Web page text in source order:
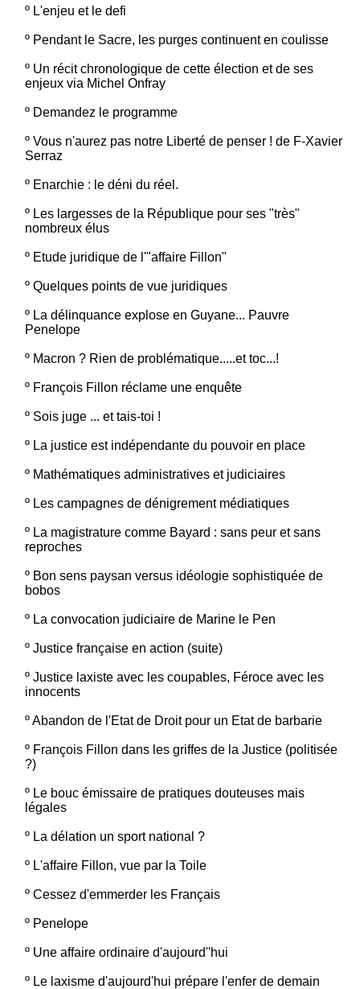
º L'enjeu et le defi
º Pendant le Sacre, les purges continuent en coulisse
º Un récit chronologique de cette élection et de ses
enjeux via Michel Onfray
º Demandez le programme
º Vous n'aurez pas notre Liberté de penser ! de F-Xavier
Serraz
º Enarchie : le déni du réel.
º Les largesses de la République pour ses "très"
nombreux élus
º Etude juridique de l'"affaire Fillon"
º Quelques points de vue juridiques
º La délinquance explose en Guyane... Pauvre
Penelope
º Macron ? Rien de problématique.....et toc...!
º François Fillon réclame une enquête
º Sois juge ... et tais-toi !
º La justice est indépendante du pouvoir en place
º Mathématiques administratives et judiciaires
º Les campagnes de dénigrement médiatiques
º La magistrature comme Bayard : sans peur et sans
reproches
º Bon sens paysan versus idéologie sophistiquée de
bobos
º La convocation judiciaire de Marine le Pen
º Justice française en action (suite)
º Justice laxiste avec les coupables, Féroce avec les
innocents
ºAbandon de l'Etat de Droit pour un Etat de barbarie
º François Fillon dans les griffes de la Justice (politisée
?)
º Le bouc émissaire de pratiques douteuses mais
légales
º La délation un sport national ?
º L'affaire Fillon, vue par la Toile
º Cessez d'emmerder les Français
º Penelope
º Une affaire ordinaire d'aujourd''hui
º Le laxisme d'aujourd'hui prépare l'enfer de demain